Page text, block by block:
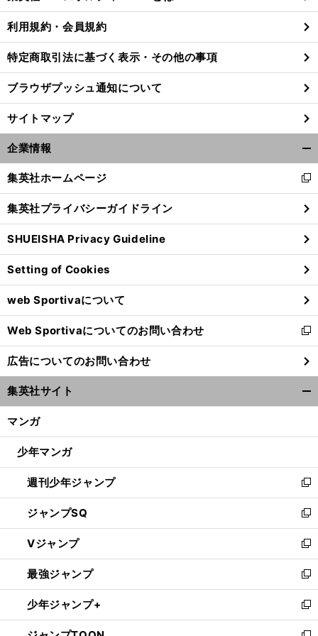
【
N
】
。
･
利用規約・会員規約
特定商取引法に基づく表示・その他の事項
ブラウザプッシュ通知について
サイトマップ
企業情報
閉
る
集英社ホームページ
新
し
い
ウ
ィ
ン
ド
ウ
で
開
く
集英社プライバシーガイドライン
SHUEISHA Privacy Guideline
Setting of Cookies
web Sportivaについて
Web Sportivaについてのお問い合わせ
新
し
い
ウ
ィ
ン
ウ
開
く
広告についてのお問い合わせ
集英社サイト
マンガ
少年マンガ
週刊少年ジャンプ
新
し
い
ウ
ィ
ン
ド
ウ
で
開
ジャンプSQ
新
し
い
ウ
ィ
ン
ド
ウ
Vジャンプ
新
し
い
ウ
ィ
ン
最強ジャンプ
新
し
い
ウ
少年ジャンプ+
新
し